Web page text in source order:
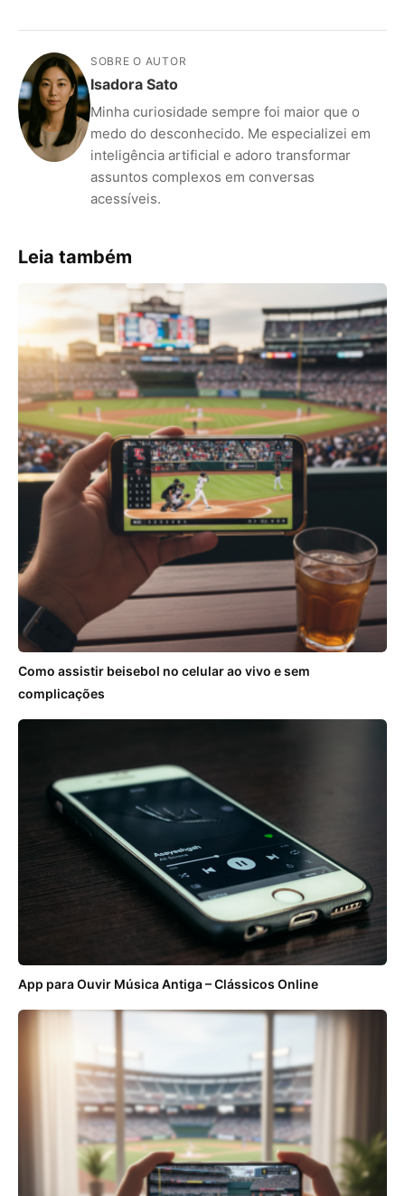
SOBRE O AUTOR
Isadora Sato
Minha curiosidade sempre foi maior que o
medo do desconhecido. Me especializei em
inteligência artificial e adoro transformar
assuntos complexos em conversas
acessíveis.
Leia também
Como assistir beisebol no celular ao vivo e sem
complicações
App para Ouvir Música Antiga – Clássicos Online